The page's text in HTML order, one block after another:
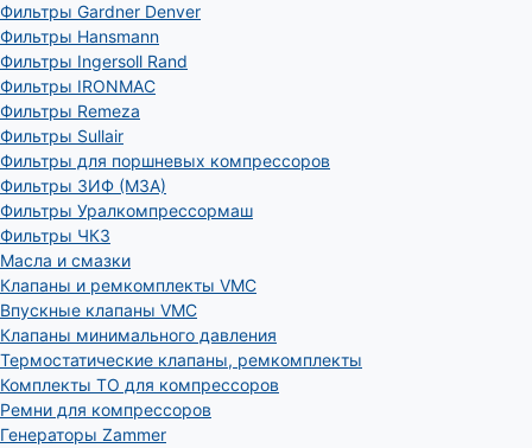
Фильтры Gardner Denver
Фильтры Hansmann
Фильтры Ingersoll Rand
Фильтры IRONMAC
Фильтры Remeza
Фильтры Sullair
Фильтры для поршневых компрессоров
Фильтры ЗИФ (МЗА)
Фильтры Уралкомпрессормаш
Фильтры ЧКЗ
Масла и смазки
Клапаны и ремкомплекты VMC
Впускные клапаны VMC
Клапаны минимального давления
Термостатические клапаны, ремкомплекты
Комплекты ТО для компрессоров
Ремни для компрессоров
Генераторы Zammer